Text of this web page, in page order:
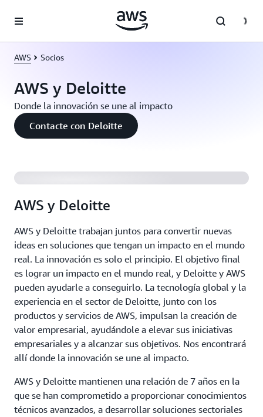
AWS Socios
AWS y Deloitte
Donde la innovación se une al impacto
Contacte con Deloitte
AWS y Deloitte
AWS y Deloitte trabajan juntos para convertir nuevas
ideas en soluciones que tengan un impacto en el mundo
real. La innovación es solo el principio. El objetivo final
es lograr un impacto en el mundo real, y Deloitte y AWS
pueden ayudarle a conseguirlo. La tecnología global y la
experiencia en el sector de Deloitte, junto con los
productos y servicios de AWS, impulsan la creación de
valor empresarial, ayudándole a elevar sus iniciativas
empresariales y a alcanzar sus objetivos. Nos encontrará
allí donde la innovación se une al impacto.
AWS y Deloitte mantienen una relación de 7 años en la
que se han comprometido a proporcionar conocimientos
técnicos avanzados, a desarrollar soluciones sectoriales
Deloitte y AWS: Donde la innovación se une al